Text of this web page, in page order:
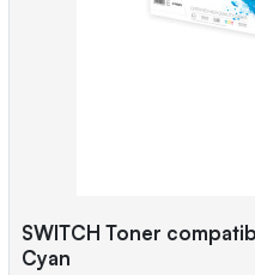
SWITCH Toner
Cyan